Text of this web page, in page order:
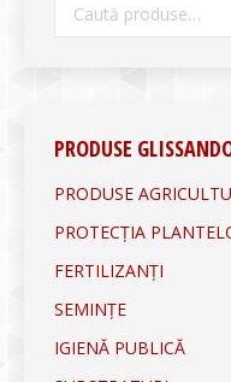
PRODUSE
PRODUSE
PROTECȚIA
FERTILIZANȚI
SEMINȚE
IGIENĂ PUBLICĂ